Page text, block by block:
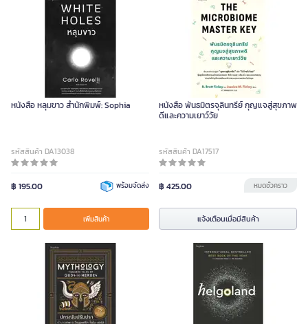
หนังสือ หลุมขาว สำนักพิมพ์: Sophia
รหัสสินค้า DA13038
฿ 195.00 พร้อมจัดส่ง
เพิ่มสินค้า
หนังสือ พันธมิตรจุลินทรีย์ กุญแจสู่สุขภาพ
ดีและความเยาว์วัย
รหัสสินค้า DA17517
฿ 425.00 หมดชั่วคราว
แจ้งเตือนเมื่อมีสินค้า